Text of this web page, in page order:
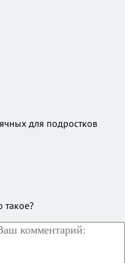
для подростков
такое?